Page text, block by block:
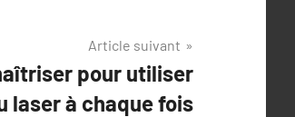
Article suivant
pour utiliser
laser à chaque fois